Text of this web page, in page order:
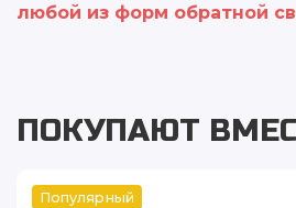
любой из форм обратной
ПОКУПАЮТ
Популярный